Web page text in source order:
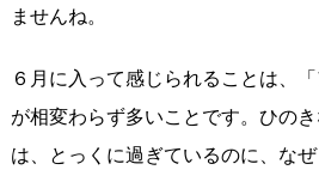
ませんね。
６月に入って感じられることは、
が相変わらず多いことです。ひの
は、とっくに過ぎているのに、な